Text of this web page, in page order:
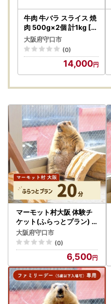
牛肉 牛バラ スライス 焼
肉 500g×2個 計1kg [0
719]
大阪府守口市
(0)
14,000
マーモット村大阪 体験チ
ケット(ふらっとプラン) [
2608]
大阪府守口市
(0)
6,500